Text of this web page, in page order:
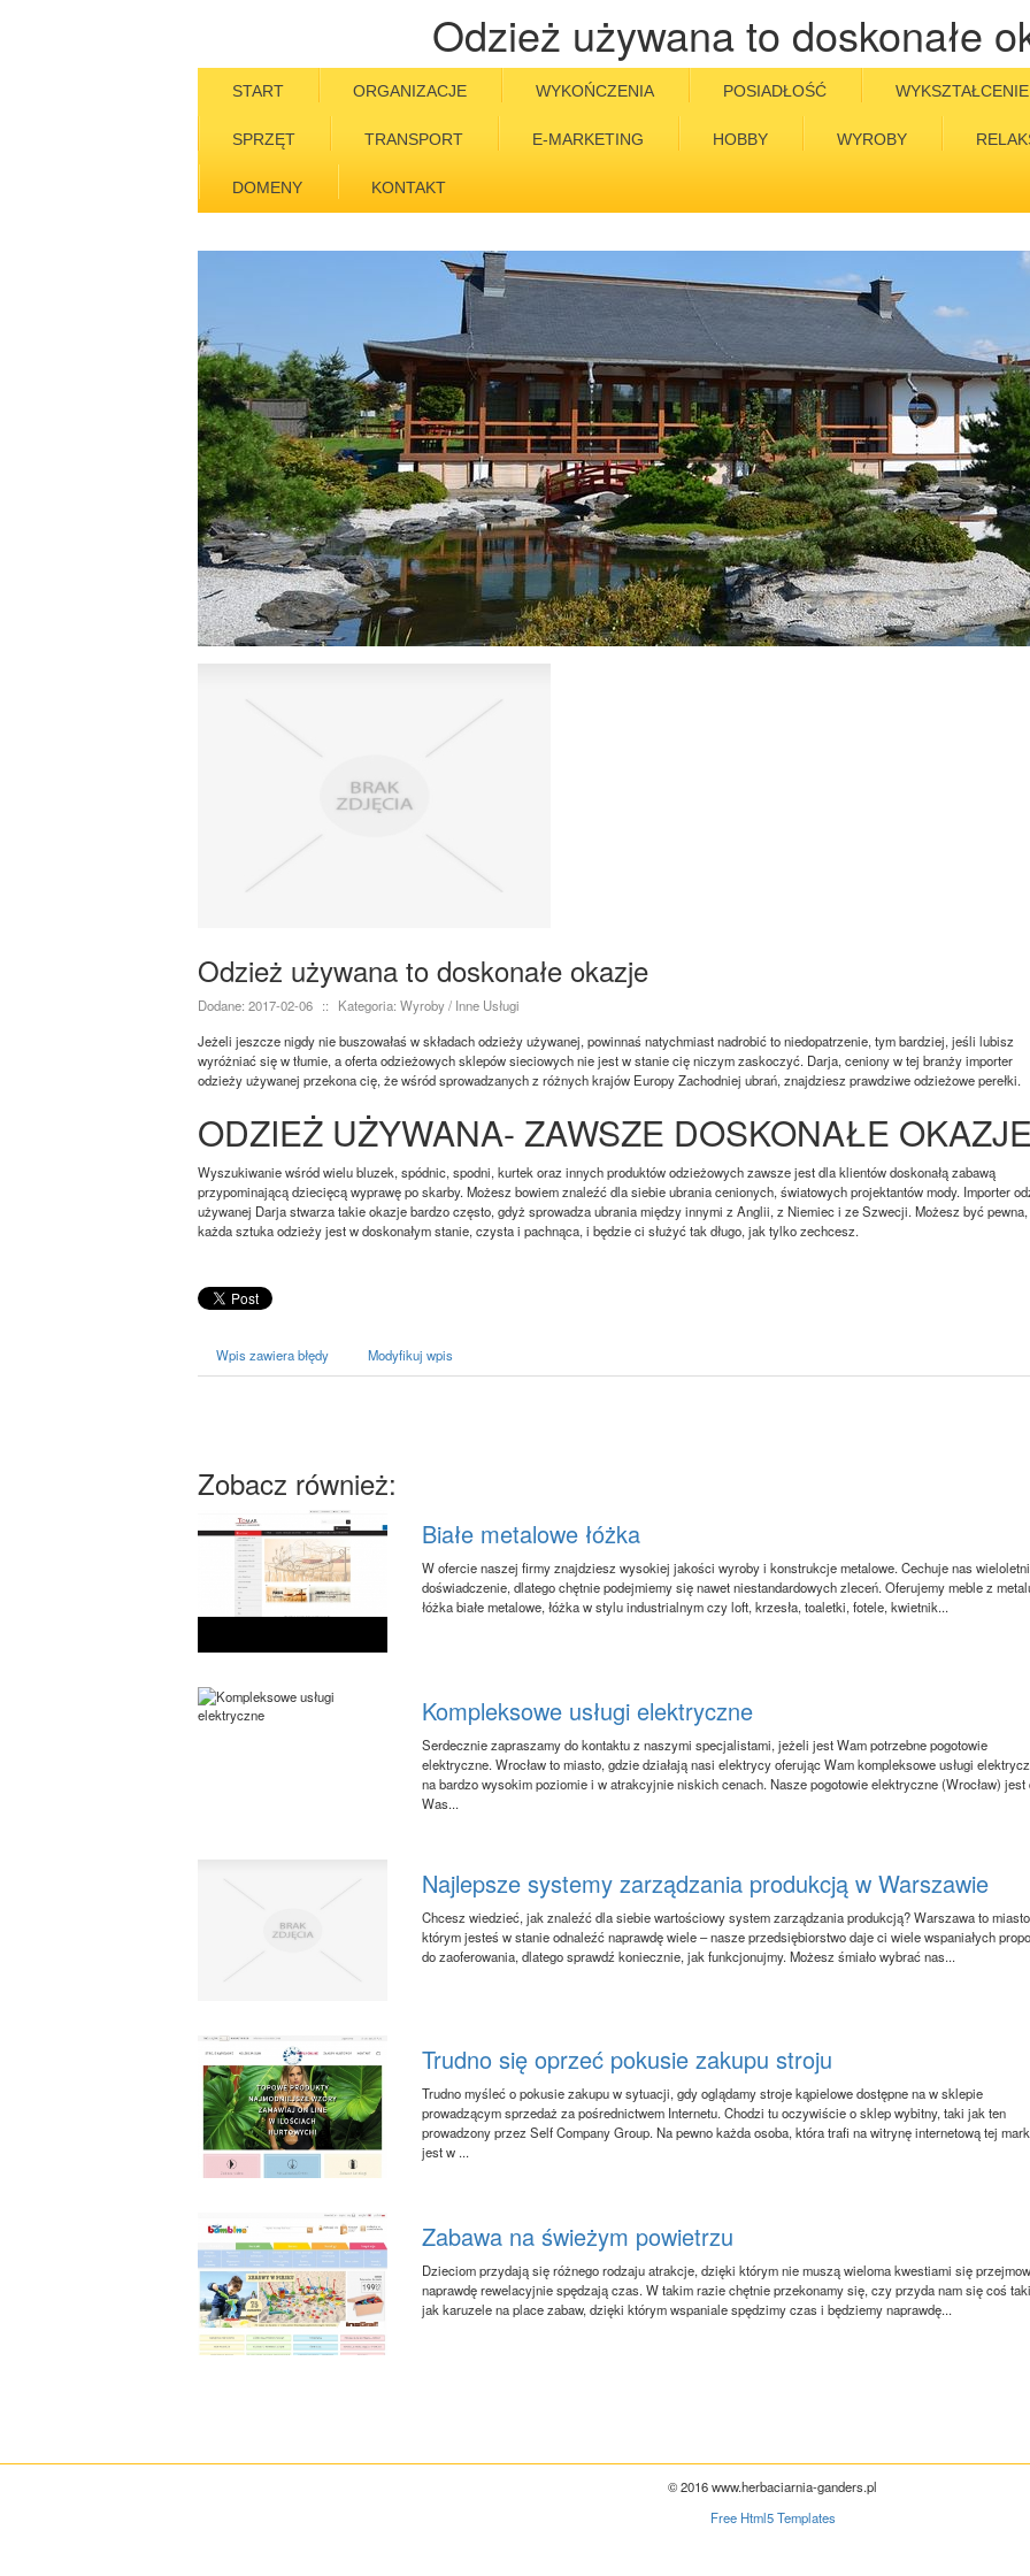
Odzież używana to doskonałe
START ORGANIZACJE WYKOŃCZENIA POSIADŁOŚĆ WYKSZTAŁCENIE
SPRZĘT TRANSPORT E-MARKETING HOBBY WYROBY
DOMENY KONTAKT
Odzież używana to doskonałe okazje
Dodane: 2017-02-06 ::
Kategoria: Wyroby / Inne Usługi
Jeżeli jeszcze nigdy nie buszowałaś w składach odzieży używanej, powinnaś natychmiast nadrobić to niedopatrzenie, tym bardziej, jeśli lubisz
wyróżniać się w tłumie, a oferta odzieżowych sklepów sieciowych nie jest w stanie cię niczym zaskoczyć. Darja, ceniony w tej branży importer
odzieży używanej przekona cię, że wśród sprowadzanych z różnych krajów Europy Zachodniej ubrań, znajdziesz prawdziwe odzieżowe perełki.
ODZIEŻ UŻYWANA- ZAWSZE DOSKONAŁE OKAZJE
Wyszukiwanie wśród wielu bluzek, spódnic, spodni, kurtek oraz innych produktów odzieżowych zawsze jest dla klientów doskonałą zabawą
przypominającą dziecięcą wyprawę po skarby. Możesz bowiem znaleźć dla siebie ubrania cenionych, światowych projektantów mody. Importer
używanej Darja stwarza takie okazje bardzo często, gdyż sprowadza ubrania między innymi z Anglii, z Niemiec i ze Szwecji. Możesz być
każda sztuka odzieży jest w doskonałym stanie, czysta i pachnąca, i będzie ci służyć tak długo, jak tylko zechcesz.
Wpis zawiera błędy Modyfikuj wpis
Zobacz również:
Białe metalowe łóżka
W ofercie naszej firmy znajdziesz wysokiej jakości wyroby i konstrukcje metalowe. Cechuje nas
doświadczenie, dlatego chętnie podejmiemy się nawet niestandardowych zleceń. Oferujemy meble z
łóżka białe metalowe, łóżka w stylu industrialnym czy loft, krzesła, toaletki, fotele, kwietnik...
Kompleksowe usługi elektryczne
Serdecznie zapraszamy do kontaktu z naszymi specjalistami, jeżeli jest Wam potrzebne pogotowie
elektryczne. Wrocław to miasto, gdzie działają nasi elektrycy oferując Wam kompleksowe usługi
na bardzo wysokim poziomie i w atrakcyjnie niskich cenach. Nasze pogotowie elektryczne (Wrocław) jest
Was...
Najlepsze systemy zarządzania produkcją w Warszawie
Chcesz wiedzieć, jak znaleźć dla siebie wartościowy system zarządzania produkcją? Warszawa to
którym jesteś w stanie odnaleźć naprawdę wiele – nasze przedsiębiorstwo daje ci wiele wspaniałych
do zaoferowania, dlatego sprawdź koniecznie, jak funkcjonujmy. Możesz śmiało wybrać nas...
Trudno się oprzeć pokusie zakupu stroju
Trudno myśleć o pokusie zakupu w sytuacji, gdy oglądamy stroje kąpielowe dostępne na w sklepie
prowadzącym sprzedaż za pośrednictwem Internetu. Chodzi tu oczywiście o sklep wybitny, taki jak ten
prowadzony przez Self Company Group. Na pewno każda osoba, która trafi na witrynę internetową tej
jest w ...
Zabawa na świeżym powietrzu
Dzieciom przydają się różnego rodzaju atrakcje, dzięki którym nie muszą wieloma kwestiami się
naprawdę rewelacyjnie spędzają czas. W takim razie chętnie przekonamy się, czy przyda nam się coś
jak karuzele na place zabaw, dzięki którym wspaniale spędzimy czas i będziemy naprawdę...
© 2016 www.herbaciarnia-ganders.pl
Free Html5 Templates